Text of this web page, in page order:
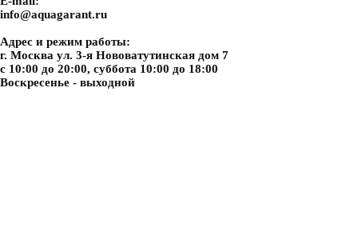
info@aquagarant.ru
Адрес и режим работы:
г. Москва ул. 3-я Нововатутинская дом 7
с 10:00 до 20:00, суббота 10:00 до 18:00
Воскресенье - выходной